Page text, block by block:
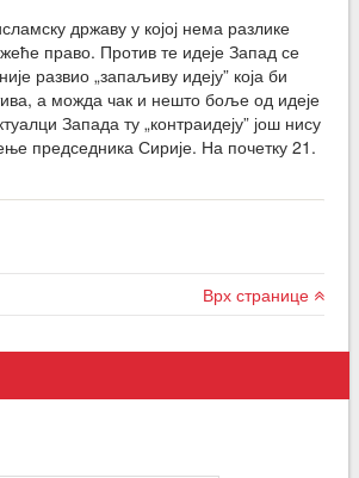
државу у којој нема разлике
право. Против те идеје Запад се
развио „запаљиву идеју” која би
а можда чак и нешто боље од идеје
Запада ту „контраидеју” још нису
председника Сирије. На почетку 21.
Врх странице